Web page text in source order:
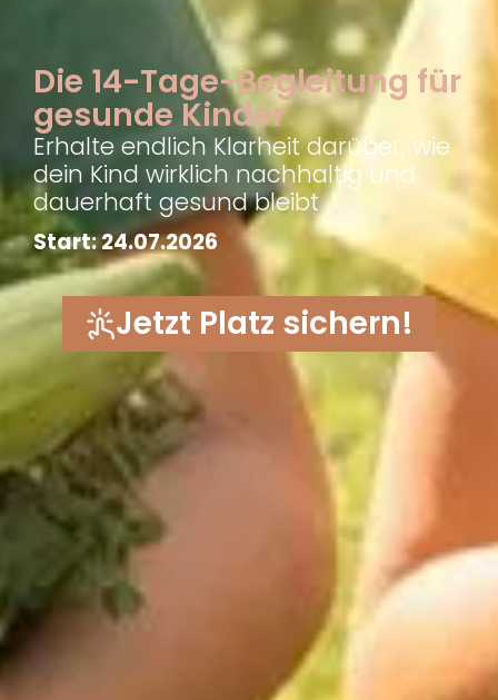
Die 14-Tage-Begleitung für
gesunde Kinder
Erhalte endlich Klarheit darüber, wie
dein Kind wirklich nachhaltig und
dauerhaft gesund bleibt
Start: 24.07.2026
Jetzt Platz sichern!